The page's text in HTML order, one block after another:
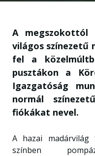
A megszokottól
világos színezetű
fel a
pusztákon a
Igazgatóság
normál
fiókákat nevel.
A hazai madárvilág
színben